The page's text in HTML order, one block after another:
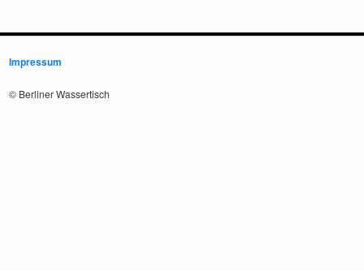
Impressum
© Berliner Wassertisch